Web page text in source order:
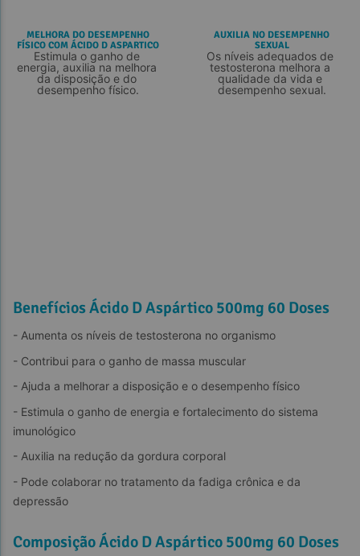
MELHORA DO DESEMPENHO
FÍSICO COM ÁCIDO D ASPARTICO
Estimula o ganho de
energia, auxilia na melhora
da disposição e do
desempenho físico.
AUXILIA NO DESEMPENHO
SEXUAL
Os níveis adequados de
testosterona melhora a
qualidade da vida e
desempenho sexual.
Benefícios Ácido D Aspártico 500mg 60 Doses
- Aumenta os níveis de testosterona no organismo
- Contribui para o ganho de massa muscular
- Ajuda a melhorar a disposição e o desempenho físico
- Estimula o ganho de energia e fortalecimento do sistema
imunológico
- Auxilia na redução da gordura corporal
- Pode colaborar no tratamento da fadiga crônica e da
depressão
Composição Ácido D Aspártico 500mg 60 Doses